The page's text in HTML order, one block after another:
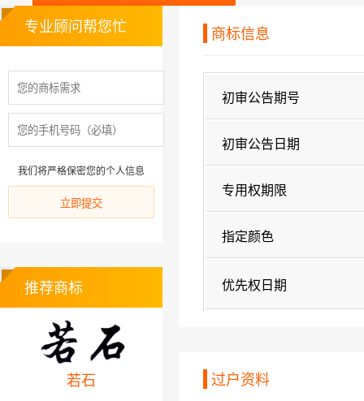
商标信息
初审公告期号
初审公告日期
专用权期限
指定颜色
优先权日期
过户资料
专业顾问帮您忙
我们将严格保密您的个人信息
推荐商标
若石